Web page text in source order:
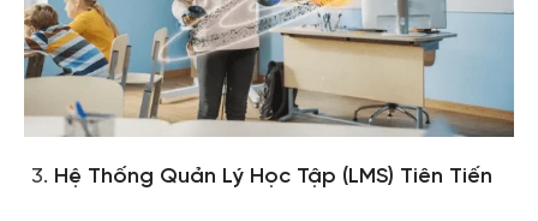
Hệ Thống Quản Lý Học Tập (LMS) Tiên Tiến